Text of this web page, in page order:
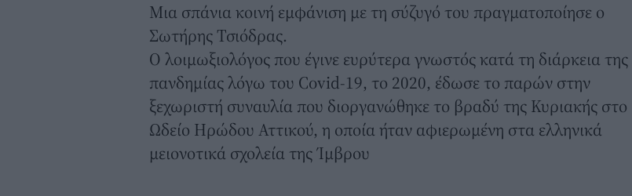
Μια σπάνια κοινή εμφάνιση με τη σύζυγό του πραγματοποίησε ο
Σωτήρης Τσιόδρας.
Ο λοιμωξιολόγος που έγινε ευρύτερα γνωστός κατά τη διάρκεια της
πανδημίας λόγω του Covid-19, το 2020, έδωσε το παρών στην
ξεχωριστή συναυλία που διοργανώθηκε το βραδύ της Κυριακής στο
Ωδείο Ηρώδου Αττικού, η οποία ήταν αφιερωμένη στα ελληνικά
μειονοτικά σχολεία της Ίμβρου